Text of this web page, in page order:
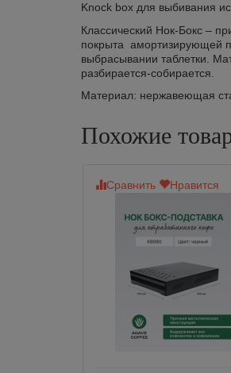
Knock box для выбивания
Классический Нок-Бокс –
покрыта амортизирующей
выбрасывании таблетки.
разбирается-собирается.
Материал: нержавеющая
Похожие
Сравнить Нравится